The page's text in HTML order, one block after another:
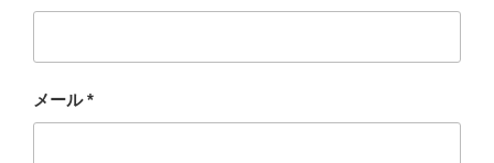
メール*